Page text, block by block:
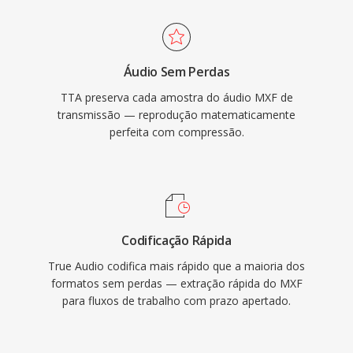
como formato de intercâmbio para padrões
como ÀS-02 é ÀS-11 usados em transmissão.
lossless concorrentes. A implementacao de
referência de código aberto é distribuida sob a
GNU GPL, encorajando adoção pela
comunidade é integracoes de terceiros.
Embora codecs mais recentes como FLAC
tenham capturado uma fatia maior do cenário
compressão transparente.
Áudio Sem Perdas
TTA preserva cada amostra do áudio MXF de
transmissão — reprodução matematicamente
perfeita com compressão.
Codificação Rápida
True Audio codifica mais rápido que a maioria dos
formatos sem perdas — extração rápida do MXF
para fluxos de trabalho com prazo apertado.